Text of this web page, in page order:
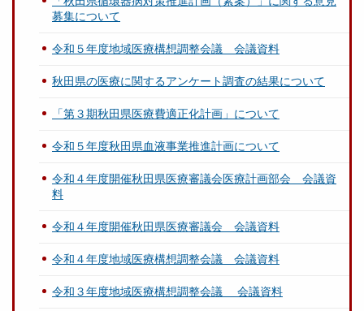
募集について
令和５年度地域医療構想調整会議 会議資料
秋田県の医療に関するアンケート調査の結果について
「第３期秋田県医療費適正化計画」について
令和５年度秋田県血液事業推進計画について
令和４年度開催秋田県医療審議会医療計画部会 会議資
料
令和４年度開催秋田県医療審議会 会議資料
令和４年度地域医療構想調整会議 会議資料
令和３年度地域医療構想調整会議 会議資料